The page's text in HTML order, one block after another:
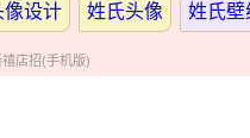
像设计 姓氏头像 姓氏壁
店招(手机版)